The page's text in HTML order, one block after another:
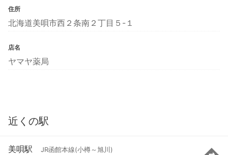
住所
北海道美唄市西２条南２丁目５-１
店名
ヤマヤ薬局
近くの駅
美唄駅 JR函館本線(小樽～旭川)